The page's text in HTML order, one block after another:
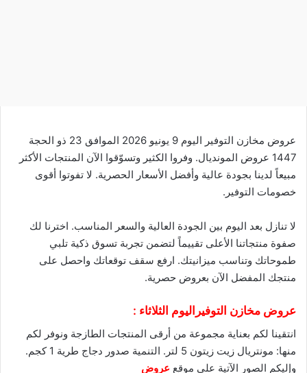
عروض مخازن التوفير اليوم 9 يونيو 2026 الموافق 23 ذو الحجة
1447 عروض المونديال. وفروا الكثير وتسوّقوا الآن المنتجات الأكثر
مبيعاً لدينا بجودة عالية وأفضل الأسعار الحصرية. لا تفوتوا أقوى
خصومات التوفير.
لا تنازل بعد اليوم بين الجودة العالية والسعر المناسب. اخترنا لك
صفوة منتجاتنا الأعلى تقييماً لتضمن تجربة تسوق ذكية تلبي
طموحاتك وتناسب ميزانيتك. ارفع سقف توقعاتك واحصل على
منتجك المفضل الآن بعروض حصرية.
عروض مخازن التوفيراليوم الثلاثاء :
انتقينا لكم بعناية مجموعة من أرقى المنتجات الطازجة ونوفر لكم
منها: مونتريال زيت زيتون 5 لتر. التنمية صدور دجاج طرية 1 كجم.
وإليكم الصور الآتية على موقع عروض